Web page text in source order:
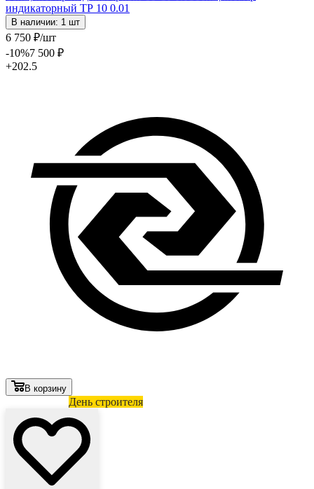
индикаторный ТР 10 0.01
В наличии: 1 шт
6 750 ₽/шт
-10%7 500 ₽
+202.5
В корзину
День строителя